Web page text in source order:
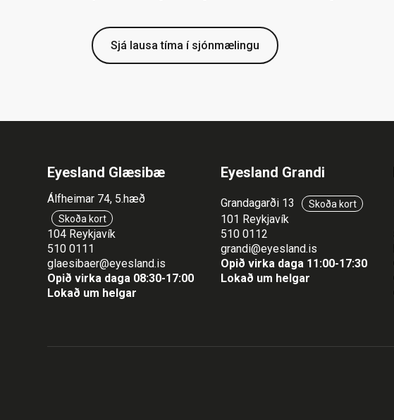
Sjá lausa tíma í sjónmælingu
Eyesland Glæsibæ
Álfheimar 74, 5.hæð
Skoða kort
104 Reykjavík
510 0111
glaesibaer@eyesland.is
Opið virka daga 08:30-17:00
Lokað um helgar
Eyesland Grandi
Grandagarði 13 Skoða kort
101 Reykjavík
510 0112
grandi@eyesland.is
Opið virka daga 11 :00-17:30
Lokað um helgar